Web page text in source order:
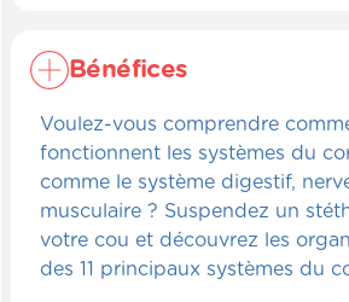
Bénéfices
Voulez-vous comprendre
fonctionnent les systèmes du
comme le système digestif,
musculaire ? Suspendez un
votre cou et découvrez les
des 11 principaux systèmes du